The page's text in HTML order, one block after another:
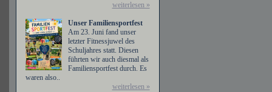
weiterlesen »
Unser Familiensportfest
Am 23. Juni fand unser
letzter Fitnessjuwel des
Schuljahres statt. Diesen
führten wir auch diesmal als
Familiensportfest durch. Es
waren also..
weiterlesen »